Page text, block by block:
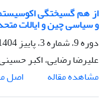
از هم گسیختگی
و سیاسی چین و ایالات
دوره 9، شماره 3، پاییز 1404، صفحه
علیرضا رضایی، اکبر
مشاهده مقاله
اصل